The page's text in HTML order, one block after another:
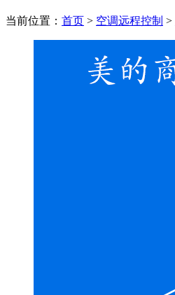
当前位置： 首页 > 空调远程控制 >